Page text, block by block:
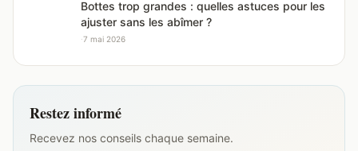
Bottes trop grandes : quelles astuces pour les
ajuster sans les abîmer ?
·7 mai 2026
Restez informé
Recevez nos conseils chaque semaine.